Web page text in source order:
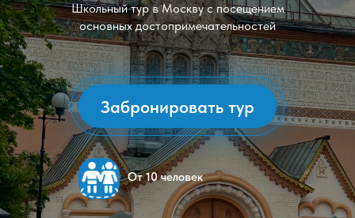
Школьный тур в Москву с посещением
основных достопримечательностей
Забронировать тур
От 10 человек